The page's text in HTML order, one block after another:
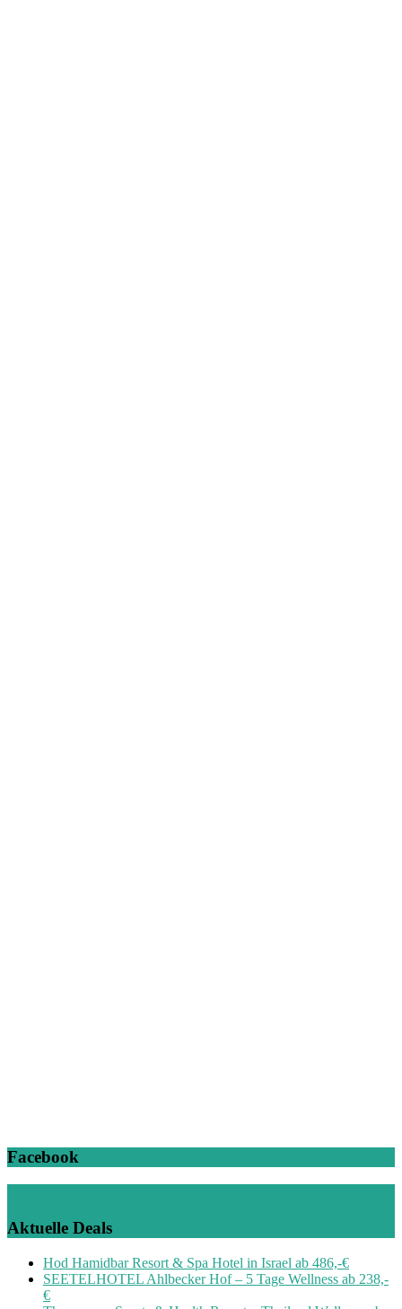
Facebook
Aktuelle Deals
Hod Hamidbar Resort & Spa Hotel in Israel ab 486,-€
SEETELHOTEL Ahlbecker Hof – 5 Tage Wellness ab 238,-
€